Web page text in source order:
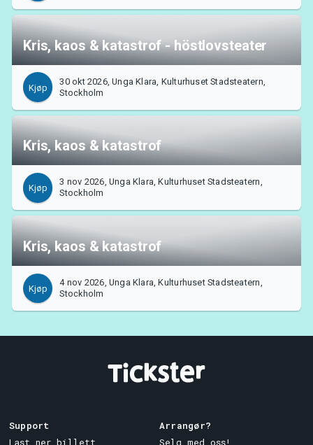
Kris, kaos & katastrof - höstlovsteater
Kjøp
30 okt 2026, Unga Klara, Kulturhuset Stadsteatern,
Stockholm
Kris, kaos & katastrof
Kjøp
3 nov 2026, Unga Klara, Kulturhuset Stadsteatern,
Stockholm
Kris, kaos & katastrof
Kjøp
4 nov 2026, Unga Klara, Kulturhuset Stadsteatern,
Stockholm
Support
Last ner billett
Arrangør?
Selg med oss!